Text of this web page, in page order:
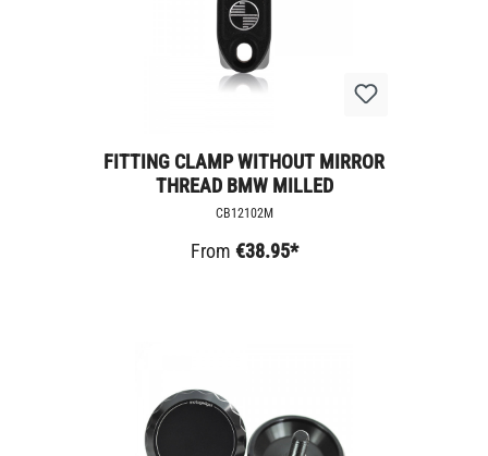
FITTING CLAMP WITHOUT MIRROR
THREAD BMW MILLED
CB12102M
From €38.95*